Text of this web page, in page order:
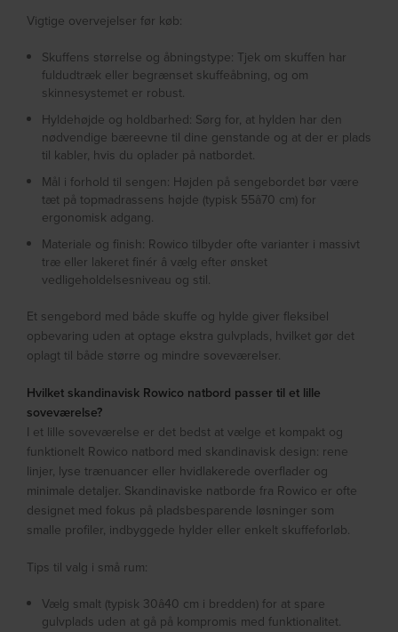
Vigtige overvejelser før køb:
Skuffens størrelse og åbningstype: Tjek om skuffen har
fuldudtræk eller begrænset skuffeåbning, og om
skinnesystemet er robust.
Hyldehøjde og holdbarhed: Sørg for, at hylden har den
nødvendige bæreevne til dine genstande og at der er plads
til kabler, hvis du oplader på natbordet.
Mål i forhold til sengen: Højden på sengebordet bør være
tæt på topmadrassens højde (typisk 55â70 cm) for
ergonomisk adgang.
Materiale og finish: Rowico tilbyder ofte varianter i massivt
træ eller lakeret finér â vælg efter ønsket
vedligeholdelsesniveau og stil.
Et sengebord med både skuffe og hylde giver fleksibel
opbevaring uden at optage ekstra gulvplads, hvilket gør det
oplagt til både større og mindre soveværelser.
Hvilket skandinavisk Rowico natbord passer til et lille
soveværelse?
I et lille soveværelse er det bedst at vælge et kompakt og
funktionelt Rowico natbord med skandinavisk design: rene
linjer, lyse trænuancer eller hvidlakerede overflader og
minimale detaljer. Skandinaviske natborde fra Rowico er ofte
designet med fokus på pladsbesparende løsninger som
smalle profiler, indbyggede hylder eller enkelt skuffeforløb.
Tips til valg i små rum:
Vælg smalt (typisk 30â40 cm i bredden) for at spare
gulvplads uden at gå på kompromis med funktionalitet.